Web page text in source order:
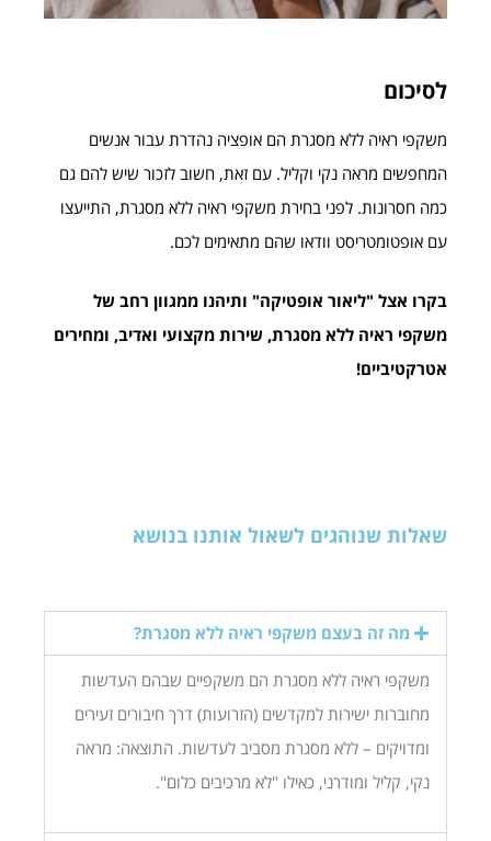
לסיכום
משקפי ראיה ללא מסגרת הם אופציה נהדרת עבור אנשים
המחפשים מראה נקי וקליל. עם זאת, חשוב לזכור שיש להם גם
כמה חסרונות. לפני בחירת משקפי ראיה ללא מסגרת, התייעצו
עם אופטומטריסט וודאו שהם מתאימים לכם.
בקרו אצל "ליאור אופטיקה" ותיהנו ממגוון רחב של
משקפי ראיה ללא מסגרת, שירות מקצועי ואדיב, ומחירים
אטרקטיביים!
שאלות שנוהגים לשאול אותנו בנושא
מה זה בעצם משקפי ראיה ללא מסגרת?
משקפי ראיה ללא מסגרת הם משקפיים שבהם העדשות
מחוברות ישירות למקדשים (הזרועות) דרך חיבורים זעירים
ומדויקים – ללא מסגרת מסביב לעדשות. התוצאה: מראה
נקי, קליל ומודרני, כאילו "לא מרכיבים כלום".